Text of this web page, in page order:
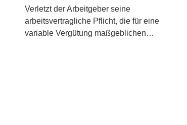
Verletzt der Arbeitgeber seine
arbeitsvertragliche Pflicht, die für eine
variable Vergütung maßgeblichen…